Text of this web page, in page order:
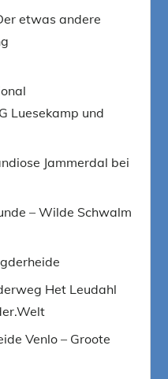
etwas andere
Luesekamp und
Jammerdal bei
– Wilde Schwalm
Het Leudahl
Venlo – Groote